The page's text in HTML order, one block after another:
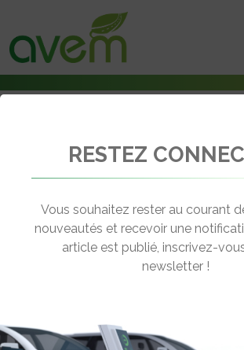
DHL Express va renforcer sa flotte de véhicules
← Revenir aux actualités
FLOTTE DE VÉHICULES
RESTEZ
Vous souhaitez rester au courant
nouveautés et recevoir une
article est publié, inscrivez-
newsletter !